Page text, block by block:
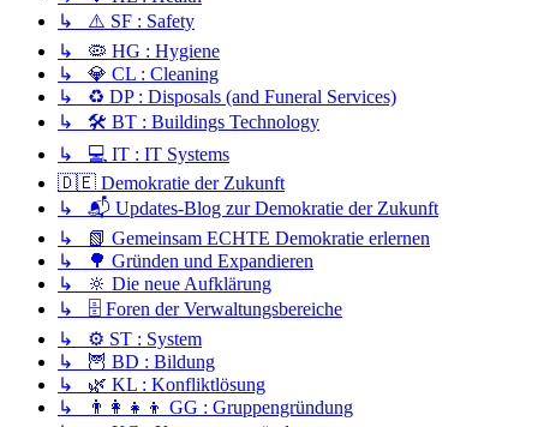
↳ ⚠️ SF : Safety
↳ 🦠 HG : Hygiene
↳ 💎 CL : Cleaning
↳ ♻️ DP : Disposals (and Funeral Services)
↳ 🛠️ BT : Buildings Technology
↳ 💻 IT : IT Systems
🇩🇪 Demokratie der Zukunft
↳ 📬 Updates-Blog zur Demokratie der Zukunft
↳ 📗 Gemeinsam ECHTE Demokratie erlernen
↳ 🌳 Gründen und Expandieren
↳ 🔆 Die neue Aufklärung
↳ 🗄️ Foren der Verwaltungsbereiche
↳ ⚙️ ST : System
↳ 🦉 BD : Bildung
↳ 🌿 KL : Konfliktlösung
↳ 👨‍👩‍👧‍👦 GG : Gruppengründung